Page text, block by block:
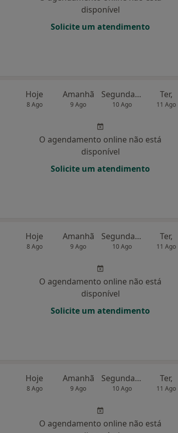
disponível
Solicite um atendimento
Hoje
8 Ago
Amanhã
9 Ago
Segunda-feira
10 Ago
Ter,
11 Ago
O agendamento online não está
disponível
Solicite um atendimento
Hoje
8 Ago
Amanhã
9 Ago
Segunda-feira
10 Ago
Ter,
11 Ago
O agendamento online não está
disponível
Solicite um atendimento
Hoje
8 Ago
Amanhã
9 Ago
Segunda-feira
10 Ago
Ter,
11 Ago
O agendamento online não está